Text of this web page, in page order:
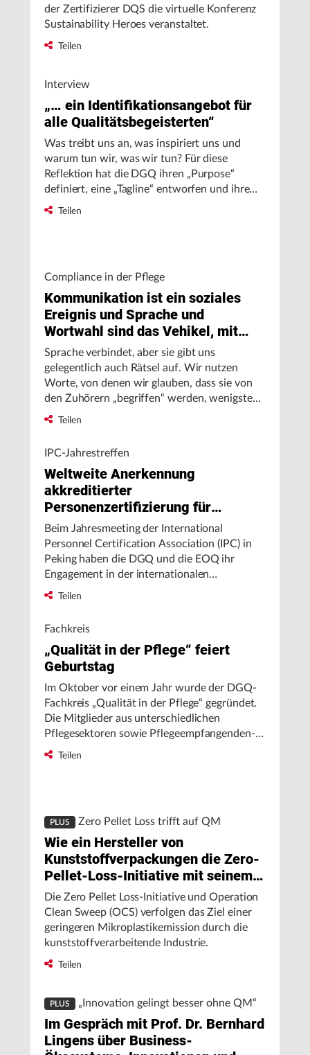
der Zertifizierer DQS die virtuelle Konferenz
Sustainability Heroes veranstaltet.
Teilen
Interview
„… ein Identifikationsangebot für
alle Qualitätsbegeisterten“
Was treibt uns an, was inspiriert uns und
warum tun wir, was wir tun? Für diese
Reflektion hat die DGQ ihren „Purpose“
definiert, eine „Tagline“ entworfen und ihre
bestehenden „Mission Statements“
Nutzen die Aussagen haben und deren
bisherige Resonanz.
Teilen
Compliance in der Pflege
Kommunikation ist ein soziales
Ereignis und Sprache und
Wortwahl sind das Vehikel, mit
dem wir Bedürfnisse offenbaren
Sprache verbindet, aber sie gibt uns
gelegentlich auch Rätsel auf. Wir nutzen
Worte, von denen wir glauben, dass sie von
den Zuhörern „begriffen“ werden, wenigstens
im Kontext. Und dann stellt sich Stirnrunzeln
verstanden oder interpretiert worden.
Teilen
IPC-Jahrestreffen
Weltweite Anerkennung
akkreditierter
Personenzertifizierung für
Auditoren verlängert
Beim Jahresmeeting der International
Personnel Certification Association (IPC) in
Peking haben die DGQ und die EOQ ihr
Engagement in der internationalen
Zusammenarbeit bekräftigt. Im Rahmen des
Leitung Normung DGQ e.V. und IPC Board
Member als Vertreter von DGQ und EOQ,
zum stellvertretenden IPC-Chairman gewählt.
Als Chairman fungiert der Leiter der
chinesischen Behörde „Certification and
Accreditation Administration of the People’s
Republic of China“ (CCAA), Huang Jixian.
Teilen
Fachkreis
„Qualität in der Pflege“ feiert
Geburtstag
Im Oktober vor einem Jahr wurde der DGQ-
Fachkreis „Qualität in der Pflege“ gegründet.
Die Mitglieder aus unterschiedlichen
Pflegesektoren sowie Pflegeempfangenden-
Vertreter:innen haben bereits Erfolge
Teilen
PLUS Zero Pellet Loss trifft auf QM
Wie ein Hersteller von
Kunststoffverpackungen die Zero-
Pellet-Loss-Initiative mit seinem
QMS umsetzen möchte
Die Zero Pellet Loss-Initiative und Operation
Clean Sweep (OCS) verfolgen das Ziel einer
geringeren Mikroplastikemission durch die
kunststoffverarbeitende Industrie.
Teilen
PLUS „Innovation gelingt besser ohne QM“
Im Gespräch mit Prof. Dr. Bernhard
Lingens über Business-